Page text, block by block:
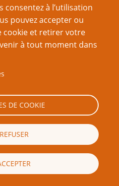
dans l'image ?
dans l'image.
de vérifier que vous n'êtes
consentez à l’utilisation
pouvez accepter ou
cookie et retirer votre
à tout moment dans
DE COOKIE